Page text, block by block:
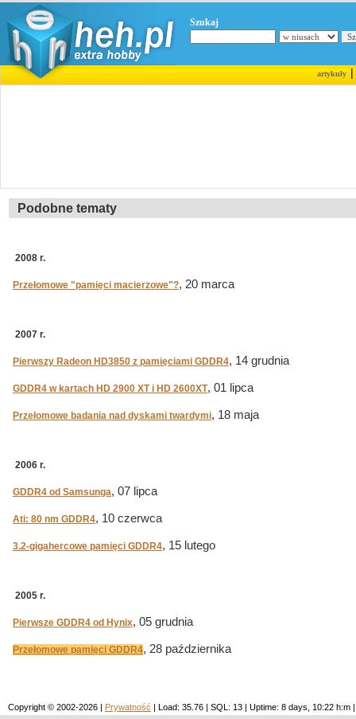
Szukaj
artykuły|
Podobne tematy
2008 r.
Przełomowe "pamięci macierzowe"?, 20 marca
2007 r.
Pierwszy Radeon HD3850 z pamięciami GDDR4, 14 grudnia
GDDR4 w kartach HD 2900 XT i HD 2600XT, 01 lipca
Przełomowe badania nad dyskami twardymi, 18 maja
2006 r.
GDDR4 od Samsunga, 07 lipca
Ati: 80 nm GDDR4, 10 czerwca
3.2-gigahercowe pamięci GDDR4, 15 lutego
2005 r.
Pierwsze GDDR4 od Hynix, 05 grudnia
Przełomowe pamięci GDDR4, 28 października
Copyright © 2002-2026 | Prywatność | Load: 35.76 | SQL: 13 | Uptime: 8 days, 10:22